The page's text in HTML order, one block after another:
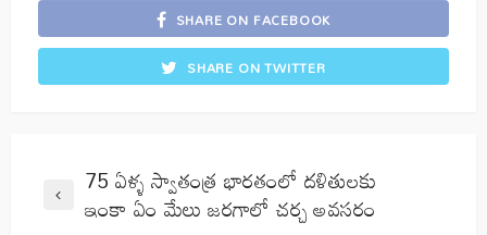
SHARE ON FACEBOOK
SHARE ON TWITTER
75 ఏళ్ళ స్వాతంత్ర భారతంలో దళితులకు
ఇంకా ఏం మేలు జరగాలో చర్చ అవసరం